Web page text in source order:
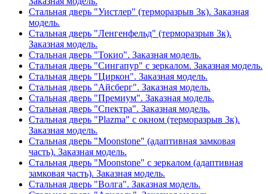
Стальная дверь "Уистлер" (терморазрыв 3к). Заказная
модель.
Стальная дверь "Ленгенфельд" (терморазрыв 3к).
Заказная модель.
Стальная дверь "Токио". Заказная модель.
Стальная дверь "Сингапур" с зеркалом. Заказная модель.
Стальная дверь "Циркон". Заказная модель.
Стальная дверь "Айсберг". Заказная модель.
Стальная дверь "Премиум". Заказная модель.
Стальная дверь "Спектра". Заказная модель.
Стальная дверь "Plazma" с окном (терморазрыв 3к).
Заказная модель.
Стальная дверь "Moonstone" (адаптивная замковая
часть). Заказная модель.
Стальная дверь "Moonstone" с зеркалом (адаптивная
замковая часть). Заказная модель.
Стальная дверь "Волга". Заказная модель.